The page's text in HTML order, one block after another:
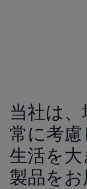
当社は
常に考
生活を
製品を